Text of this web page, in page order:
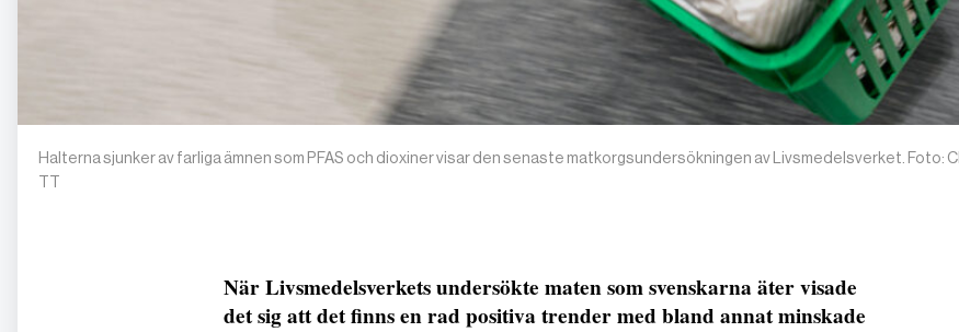
Halterna sjunker av farliga ämnen som PFAS och dioxiner visar den senaste matkorgsundersökningen av Livsmedelsverket. Foto:
TT
När Livsmedelsverkets undersökte maten som svenskarna äter visade
det sig att det finns en rad positiva trender med bland annat minskade